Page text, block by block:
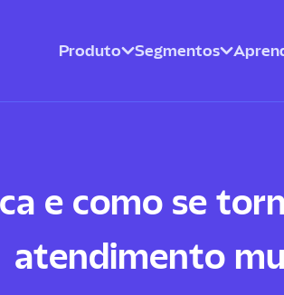
Produto Segmentos
e como se
atendimento